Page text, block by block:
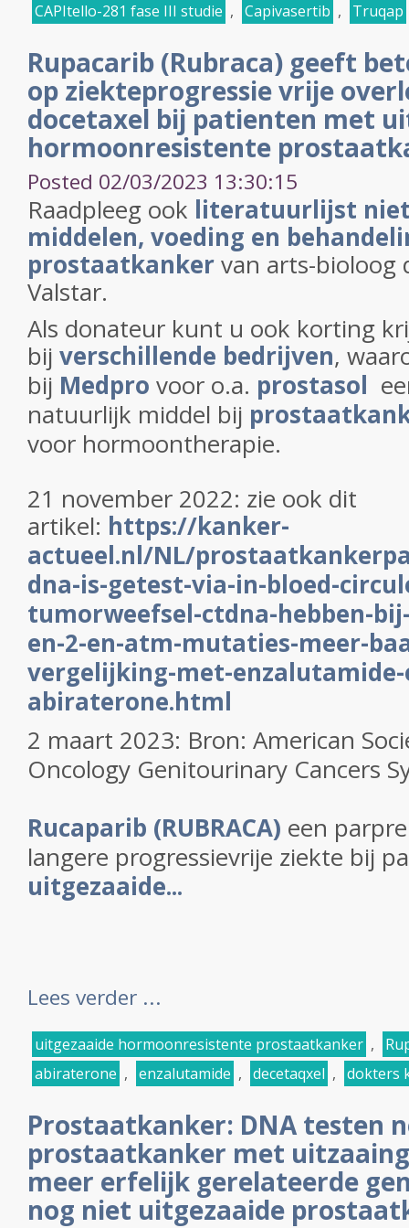
CAPItello-281 fase III studie , Capivasertib , Truqap
Rupacarib (Rubraca) geeft
op ziekteprogressie vrije
docetaxel bij patienten met
hormoonresistente
Posted 02/03/2023 13:30:15
Raadpleeg ook literatuurlijst
middelen, voeding en
prostaatkankervan arts-bioloog
Valstar.
Als donateur kunt u ook korting
bij verschillende bedrijven,
bij Medpro voor o.a. prostasol
natuurlijk middel bij
voor hormoontherapie.
21 november 2022: zie ook dit
artikel: https://kanker-
actueel.nl/NL/
dna-is-getest-via-in-bloed-
tumorweefsel-ctdna-hebben-
en-2-en-atm-mutaties-meer-
vergelijking-met-enzalutamide-
abiraterone.html
2 maart 2023: Bron: American
Oncology Genitourinary Cancers
Rucaparib (RUBRACA) een
langere progressievrije ziekte bij
uitgezaaide...
Lees verder ...
uitgezaaide hormoonresistente prostaatkanker ,
abiraterone , enzalutamide , decetaqxel , dokters
Prostaatkanker: DNA testen
prostaatkanker met
meer erfelijk gerelateerde
nog niet uitgezaaide